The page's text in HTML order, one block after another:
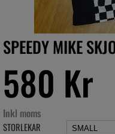
SPEEDY MIKE
580 Kr
Inkl moms
STORLEKAR